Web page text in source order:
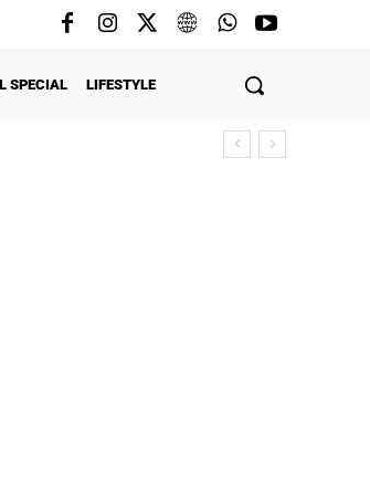
SPECIAL LIFESTYLE